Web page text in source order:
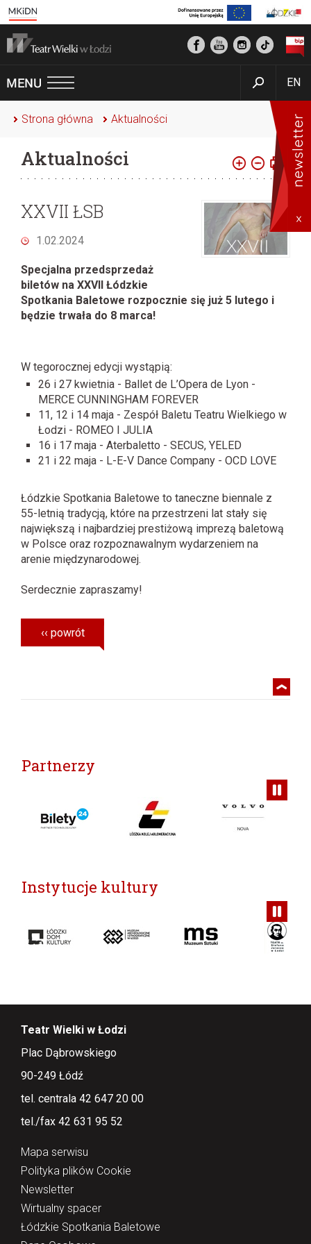
EN
Strona główna Aktualności
Aktualności
XXVII ŁSB
1.02.2024
Specjalna przedsprzedaż
biletów na XXVII Łódzkie
Spotkania Baletowe rozpocznie się już 5 lutego i
będzie trwała do 8 marca!
W tegorocznej edycji wystąpią:
26 i 27 kwietnia - Ballet de L’Opera de Lyon -
MERCE CUNNINGHAM FOREVER
11, 12 i 14 maja - Zespół Baletu Teatru Wielkiego w
Łodzi - ROMEO I JULIA
16 i 17 maja - Aterbaletto - SECUS, YELED
21 i 22 maja - L-E-V Dance Company - OCD LOVE
Łódzkie Spotkania Baletowe to taneczne biennale z
55-letnią tradycją, które na przestrzeni lat stały się
największą i najbardziej prestiżową imprezą baletową
w Polsce oraz rozpoznawalnym wydarzeniem na
arenie międzynarodowej.
Serdecznie zapraszamy!
Partnerzy
Instytucje kultury
Teatr Wielki w Łodzi
Plac Dąbrowskiego
90-249 Łódź
tel. centrala 42 647 20 00
tel./fax 42 631 95 52
Mapa serwisu
Polityka plików Cookie
Newsletter
Wirtualny spacer
Łódzkie Spotkania Baletowe